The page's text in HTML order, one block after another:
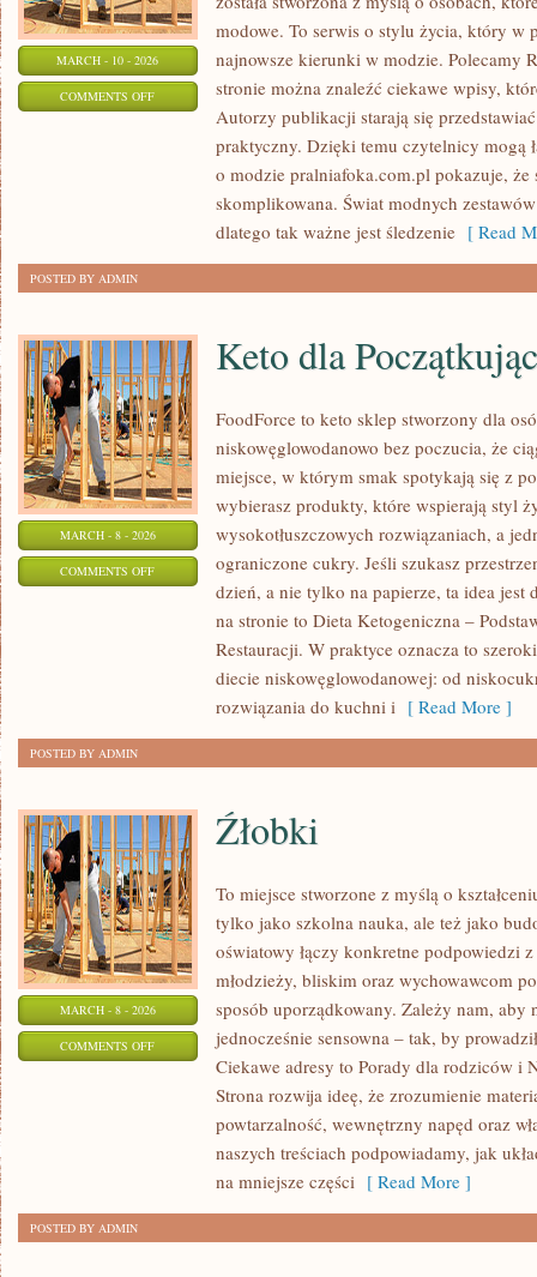
MARCH - 10 - 2026
COMMENTS OFFON
modowe. To serwis o stylu życia, który w
najnowsze kierunki w modzie. Polecamy
stronie można znaleźć ciekawe wpisy,
Autorzy publikacji starają się
praktyczny. Dzięki temu czytelnicy mogą
o modzie pralniafoka.com.pl pokazuje,
skomplikowana. Świat modnych
dlatego tak ważne jest śledzenie [ Read
POSTED BY ADMIN
MARCH - 8 - 2026
COMMENTS OFFON
POCZĄTKUJĄCYCH
Keto dla
FoodForce to keto sklep stworzony dla
niskowęglowodanowo bez poczucia, że
miejsce, w którym smak spotykają się z
wybierasz produkty, które wspierają styl
wysokotłuszczowych rozwiązaniach, a
ograniczone cukry. Jeśli szukasz
dzień, a nie tylko na papierze, ta idea jest
na stronie to Dieta Ketogeniczna –
Restauracji. W praktyce oznacza to
diecie niskowęglowodanowej: od
rozwiązania do kuchni i [ Read More ]
POSTED BY ADMIN
MARCH - 8 - 2026
COMMENTS OFFON
Źłobki
To miejsce stworzone z myślą o
tylko jako szkolna nauka, ale też jako
oświatowy łączy konkretne podpowiedzi
młodzieży, bliskim oraz wychowawcom
sposób uporządkowany. Zależy nam, aby
jednocześnie sensowna – tak, by
Ciekawe adresy to Porady dla rodziców i
Strona rozwija ideę, że zrozumienie
powtarzalność, wewnętrzny napęd oraz
naszych treściach podpowiadamy, jak
na mniejsze części [ Read More ]
POSTED BY ADMIN